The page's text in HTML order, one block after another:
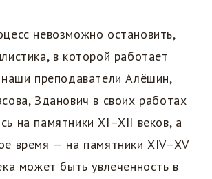
невозможно остановить,
в которой работает
преподаватели Алёшин,
Зданович в своих работах
на памятники XI–XII веков, а
время — на памятники XIV–XV
может быть увлеченность в